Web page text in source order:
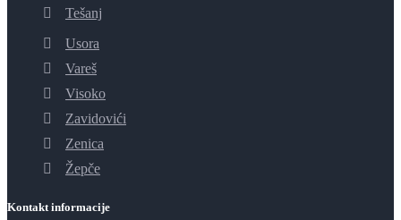
Tešanj
Usora
Vareš
Visoko
Zavidovići
Zenica
Žepče
Kontakt informacije